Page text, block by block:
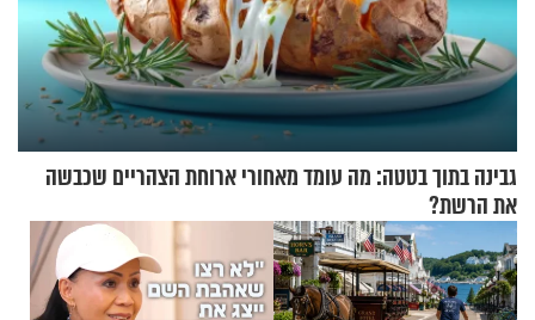
גבינה בתוך בטטה: מה עומד מאחורי ארוחת הצהריים שכבשה
את הרשת?